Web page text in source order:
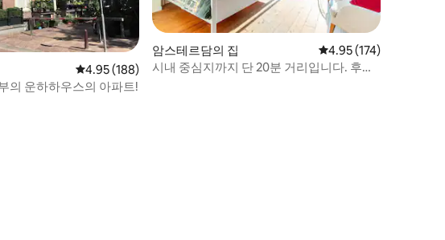
평점 4.95점(5점 만점), 후기 188개
4.95 (188)
의 운하하우스의 아파트!
암스테르담의 집 평점 4.95점(5점 만점),
4.95 (174)
시내 중심지까지 단 20분 거리입니다. 후기